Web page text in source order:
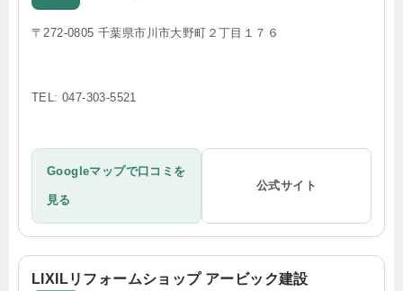
〒272-0805 千葉県市川市大野町２丁目１７６
TEL: 047-303-5521
Googleマップで口コミを
見る
公式サイト
LIXILリフォームショップ アービック建設